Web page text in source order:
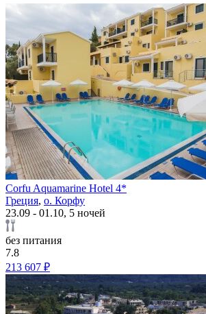
Corfu Aquamarine Hotel 4*
Греция, о. Корфу
23.09 - 01.10, 5 ночей
без питания
7.8
213 607 ₽